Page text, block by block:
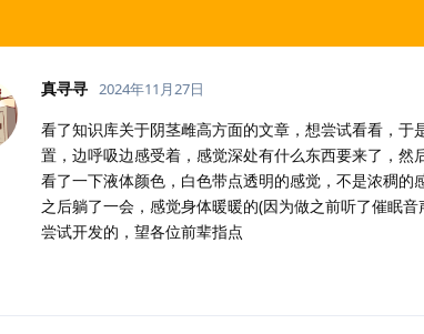
真寻寻 2024年11月27日
看了知识库关于阴茎雌高方面的文章，想尝试看看，
置，边呼吸边感受着，感觉深处有什么东西要来了，然
看了一下液体颜色，白色带点透明的感觉，不是浓稠
之后躺了一会，感觉身体暖暖的(因为做之前听了催眠
尝试开发的，望各位前辈指点